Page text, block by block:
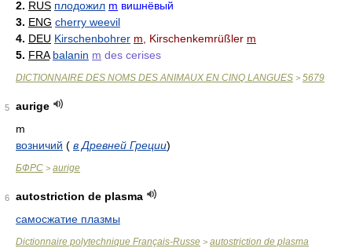
2. RUS плодожил m вишнёвый
3. ENG cherry weevil
4. DEU Kirschenbohrer m , Kirschenkemrüßler m
5. FRA balanin m des cerises
DICTIONNAIRE DES NOMS DES ANIMAUX EN CINQ LANGUES > 5679
5
aurige
m
возничий ( в Древней Греции)
БФРС > aurige
6
autostriction de plasma
самосжатие плазмы
Dictionnaire polytechnique Français-Russe > autostriction de plasma